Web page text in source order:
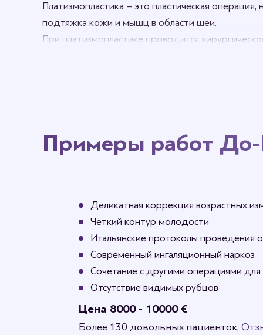
Платизмопластика – это пластическая
подтяжка кожи и мышц в области шеи.
При платизмопластике проводится
Примеры работ
Деликатная коррекция возрастных
Четкий контур молодости
Итальянские протоколы проведения
Современный ингаляционный наркоз
Сочетание с другими операциями
Отсутствие видимых рубцов
Цена 8000 - 10000 €
Более 130 довольных пациенток,